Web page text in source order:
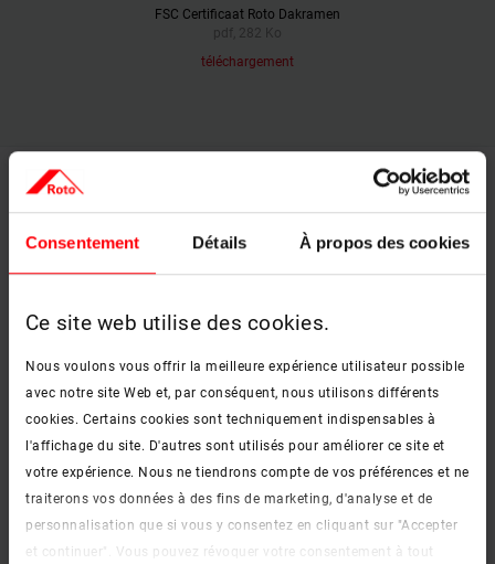
Consentement Détails À propos des cookies
Ce site web utilise des cookies.
Nous voulons vous offrir la meilleure expérience utilisateur possible
avec notre site Web et, par conséquent, nous utilisons différents
cookies. Certains cookies sont techniquement indispensables à
l'affichage du site. D'autres sont utilisés pour améliorer ce site et
votre expérience. Nous ne tiendrons compte de vos préférences et ne
traiterons vos données à des fins de marketing, d'analyse et de
personnalisation que si vous y consentez en cliquant sur "Accepter
et continuer". Vous pouvez révoquer votre consentement à tout
FSC Certificaat Roto Dakramen
pdf, 282 Ko
téléchargement